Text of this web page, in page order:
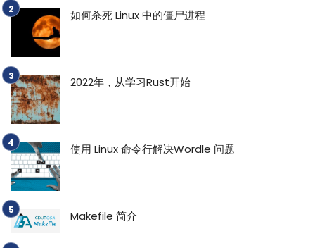
如何杀死 Linux 中的僵尸进程
2022年，从学习Rust开始
使用 Linux 命令行解决Wordle 问题
Makefile 简介